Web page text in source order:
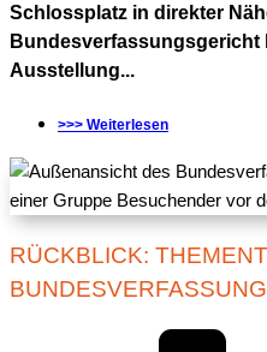
Schlossplatz in direkter
Bundesverfassungsgericht
Ausstellung...
>>> Weiterlesen
RÜCKBLICK: